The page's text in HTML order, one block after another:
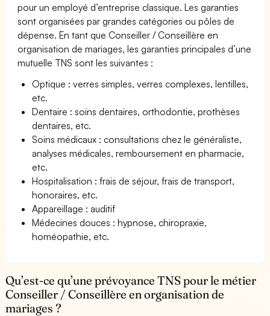
pour un employé d’entreprise classique. Les garanties
sont organisées par grandes catégories ou pôles de
dépense. En tant que Conseiller / Conseillère en
organisation de mariages, les garanties principales d’une
mutuelle TNS sont les suivantes :
Optique : verres simples, verres complexes, lentilles,
etc.
Dentaire : soins dentaires, orthodontie, prothèses
dentaires, etc.
Soins médicaux : consultations chez le généraliste,
analyses médicales, remboursement en pharmacie,
etc.
Hospitalisation : frais de séjour, frais de transport,
honoraires, etc.
Appareillage : auditif
Médecines douces : hypnose, chiropraxie,
homéopathie, etc.
Qu’est-ce qu’une prévoyance TNS pour le métier
Conseiller / Conseillère en organisation de
mariages ?